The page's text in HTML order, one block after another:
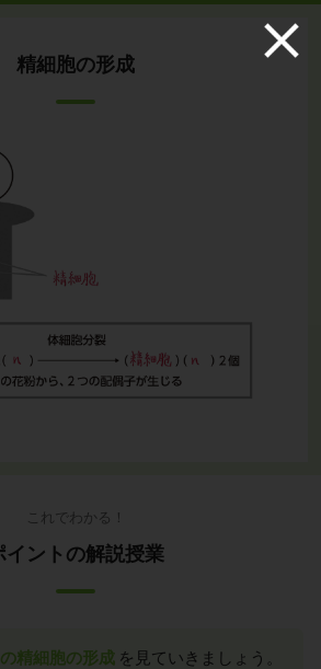
精細胞の形成
これでわかる！
イントの解説授業
精細胞の形成 を見ていきましょう。